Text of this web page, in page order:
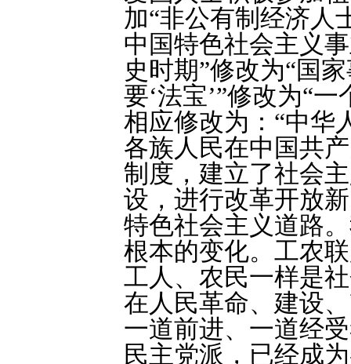
加“非公有制经济人
中国特色社会主义
史时期”修改为“国
要‘法宝’”修改为“
相应修改为：“中华
各族人民在中国共
制度，建立了社会
设，进行改革开放
特色社会主义道路
根本的变化。工农
工人、农民一样是
在人民革命、建设
一道前进、一道经
民主党派，已经成